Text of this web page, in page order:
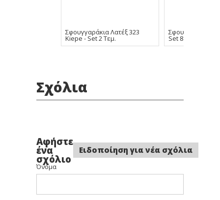
Σφουγγαράκια Λατέξ 323
Kiepe - Set 2 Τεμ.
Σφουγγαράκια
Set 8 Τεμ.
Σχόλια
Αφήστε
ένα
σχόλιο
Ειδοποίηση για νέα σχόλια
Όνομα